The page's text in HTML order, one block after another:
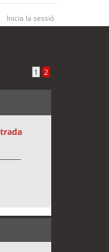
Inicia la sessió
1 2